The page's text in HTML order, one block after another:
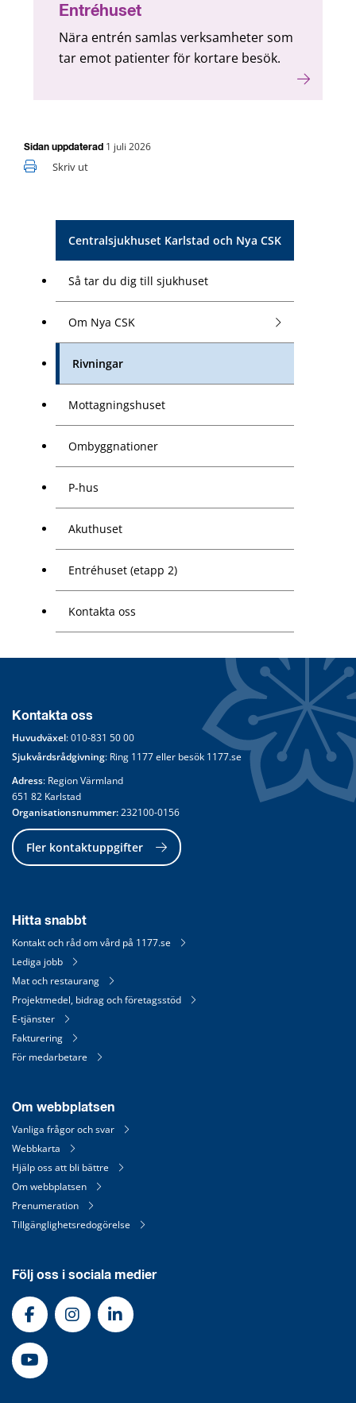
Centralsjukhuset Karlstad och Nya CSK
Så tar du dig till sjukhuset
Om Nya CSK
Rivningar
Mottagningshuset
Ombyggnationer
P-hus
Akuthuset
Entréhuset (etapp 2)
Kontakta oss
Entréhuset
Nära entrén samlas verksamheter som
tar emot patienter för kortare besök.
Sidan uppdaterad 1 juli 2026
Skriv ut
Kontakta oss
Huvudväxel: 010-831 50 00
Sjukvårdsrådgivning: Ring 1177 eller besök 1177.se
Adress: Region Värmland
651 82 Karlstad
Organisationsnummer: 232100-0156
Fler kontaktuppgifter
Hitta snabbt
Kontakt och råd om vård på 1177.se
Lediga jobb
Mat och restaurang
Projektmedel, bidrag och företagsstöd
E-tjänster
Fakturering
För medarbetare
Om webbplatsen
Vanliga frågor och svar
Webbkarta
Hjälp oss att bli bättre
Om webbplatsen
Prenumeration
Tillgänglighetsredogörelse
Följ oss i sociala medier